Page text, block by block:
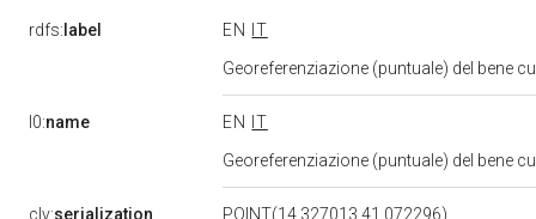
rdfs: label EN
IT
Georeferenziazione (puntuale) del bene
l0:name EN
IT
Georeferenziazione (puntuale) del bene
clv:serialization POINT(14.327013 41.072296)